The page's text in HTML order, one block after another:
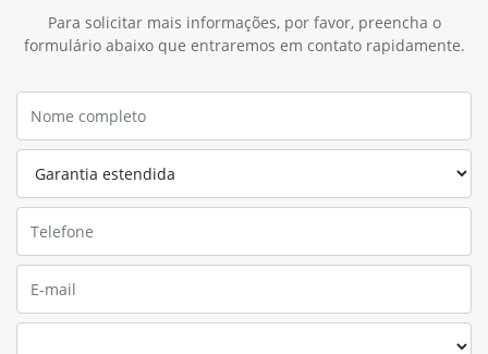
região. Em caso de dúvidas, entre em contato conosco.